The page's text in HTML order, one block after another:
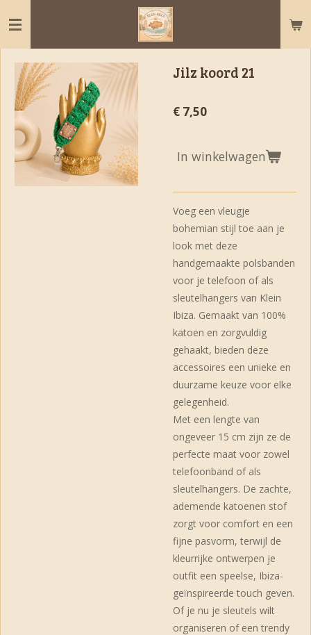
direct
naar
hoofdinhoud
Jilz koord 21
€ 7,50
In winkelwagen
Voeg een vleugje
bohemian stijl toe aan je
look met deze
handgemaakte polsbanden
voor je telefoon of als
sleutelhangers van Klein
Ibiza. Gemaakt van 100%
katoen en zorgvuldig
gehaakt, bieden deze
accessoires een unieke en
duurzame keuze voor elke
gelegenheid.
Met een lengte van
ongeveer 15 cm zijn ze de
perfecte maat voor zowel
telefoonband of als
sleutelhangers. De zachte,
ademende katoenen stof
zorgt voor comfort en een
fijne pasvorm, terwijl de
kleurrijke ontwerpen je
outfit een speelse, Ibiza-
geïnspireerde touch geven.
Of je nu je sleutels wilt
organiseren of een trendy